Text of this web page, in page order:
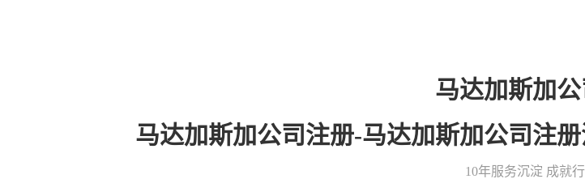
马达加斯加
马达加斯加公司注册-马达加斯加公司注
10年服务沉淀 成就